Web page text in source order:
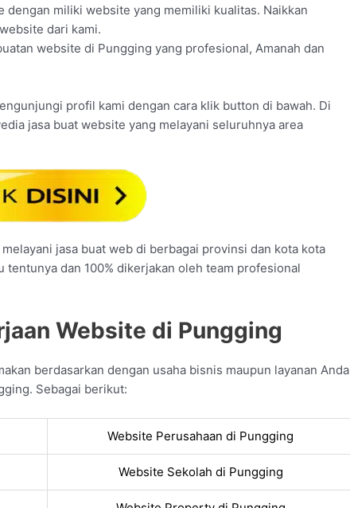
dengan miliki website yang memiliki kualitas. Naikkan
dari kami.
website di Pungging yang profesional, Amanah dan
profil kami dengan cara klik button di bawah. Di
jasa buat website yang melayani seluruhnya area
jasa buat web di berbagai provinsi dan kota kota
tentunya dan 100% dikerjakan oleh team profesional
Website di Pungging
berdasarkan dengan usaha bisnis maupun layanan Anda
Sebagai berikut:
Website Perusahaan di Pungging
Website Sekolah di Pungging